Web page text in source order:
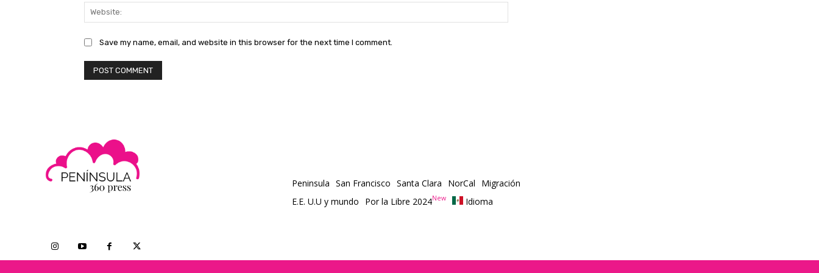
Save my name, email, and website in this browser for the next time I comment.
Peninsula San Francisco Santa Clara NorCal
Migración
E.E. U.U y mundo
Por la Libre 2024New Idioma